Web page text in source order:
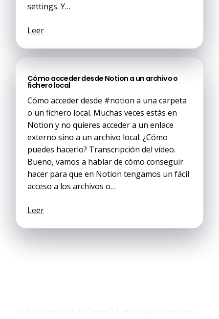
settings. Y…
Leer
Cómo acceder desde Notion a un archivo o
fichero local
Cómo acceder desde #notion a una carpeta
o un fichero local. Muchas veces estás en
Notion y no quieres acceder a un enlace
externo sino a un archivo local. ¿Cómo
puedes hacerlo? Transcripción del vídeo.
Bueno, vamos a hablar de cómo conseguir
hacer para que en Notion tengamos un fácil
acceso a los archivos o…
Leer